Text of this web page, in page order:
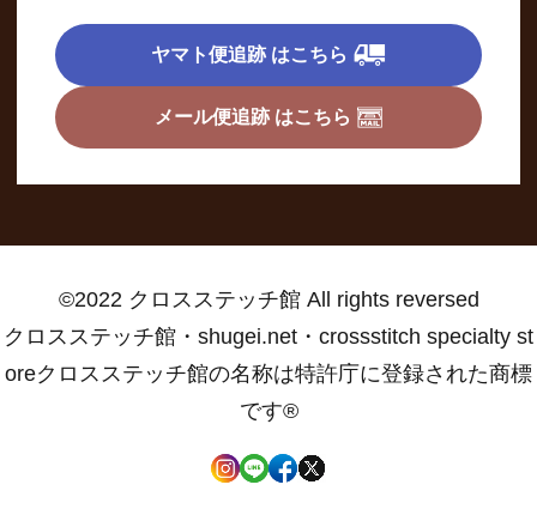
ヤマト便追跡 はこちら
メール便追跡 はこちら
©2022 クロスステッチ館 All rights reversed
クロスステッチ館・shugei.net・crossstitch specialty st
oreクロスステッチ館の名称は特許庁に登録された商標
です®